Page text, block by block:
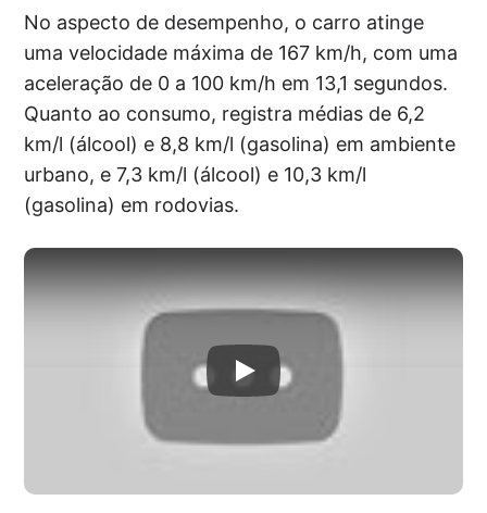
No aspecto de desempenho, o carro atinge
uma velocidade máxima de 167 km/h, com uma
aceleração de 0 a 100 km/h em 13,1 segundos.
Quanto ao consumo, registra médias de 6,2
km/l (álcool) e 8,8 km/l (gasolina) em ambiente
urbano, e 7,3 km/l (álcool) e 10,3 km/l
(gasolina) em rodovias.